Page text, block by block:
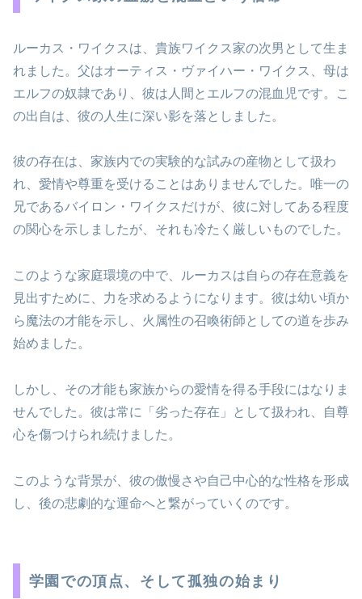
ルーカス・ワイクスは、貴族ワイクス家の次男として生ま
れました。父はオーティス・ヴァイハー・ワイクス、母は
エルフの奴隷であり、彼は人間とエルフの混血児です。こ
の出自は、彼の人生に深い影を落としました。
彼の存在は、家族内での実験的な試みの産物として扱わ
れ、愛情や尊重を受けることはありませんでした。唯一の
兄であるバイロン・ワイクスだけが、彼に対してある程度
の関心を示しましたが、それも冷たく厳しいものでした。
このような家庭環境の中で、ルーカスは自らの存在意義を
見出すために、力を求めるようになります。彼は幼い頃か
ら魔法の才能を示し、火属性の召喚術師としての道を歩み
始めました。
しかし、その才能も家族からの愛情を得る手段にはなりま
せんでした。彼は常に「劣った存在」として扱われ、自尊
心を傷つけられ続けました。
このような背景が、彼の傲慢さや自己中心的な性格を形成
し、後の悲劇的な運命へと繋がっていくのです。
学園での頂点、そして孤独の始まり